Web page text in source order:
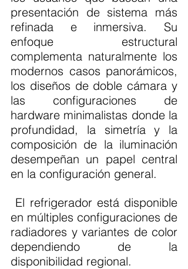
presentación de sistema más
refinada e inmersiva. Su
enfoque estructural
complementa naturalmente los
modernos casos panorámicos,
los diseños de doble cámara y
las configuraciones de
hardware minimalistas donde la
profundidad, la simetría y la
composición de la iluminación
desempeñan un papel central
en la configuración general.
en múltiples configuraciones de
radiadores y variantes de color
dependiendo de la
disponibilidad regional.